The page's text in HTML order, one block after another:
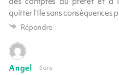
quitter l'Ile sans conséquences
Répondre
Angel 6 ans